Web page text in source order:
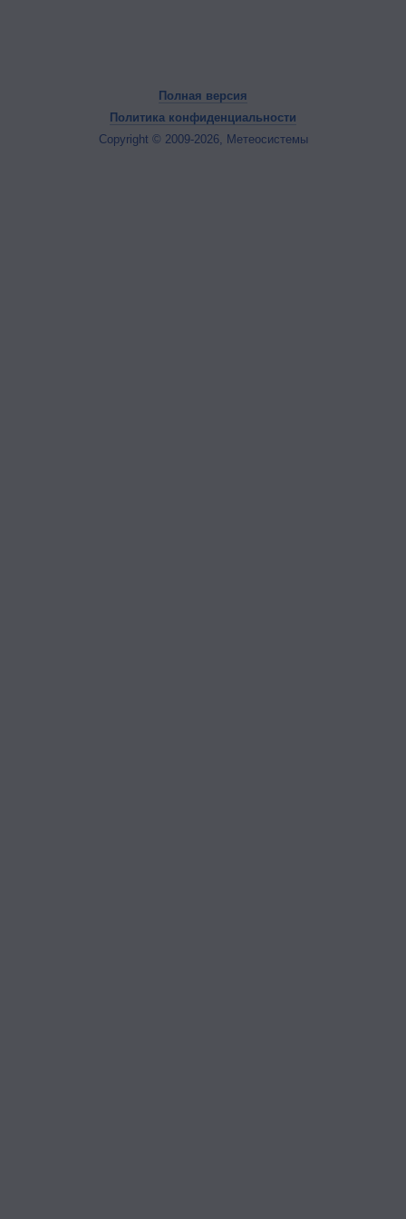
Полная версия
Политика конфиденциальности
Copyright © 2009-2026, Метеосистемы